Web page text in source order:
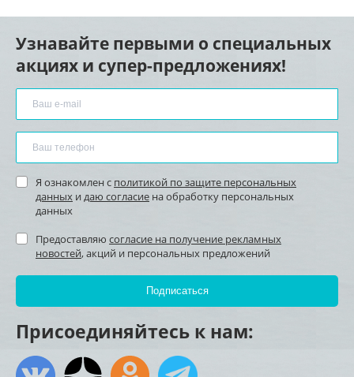
Узнавайте первыми о специальных
акциях и супер-предложениях!
Я ознакомлен с политикой по защите персональных
данных и даю согласие на обработку персональных
данных
Предоставляю согласие на получение рекламных
новостей, акций и персональных предложений
Присоединяйтесь к нам: